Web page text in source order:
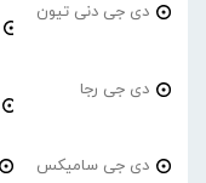
دی جی دنی تیون
دی جی رجا
دی جی سامیکس